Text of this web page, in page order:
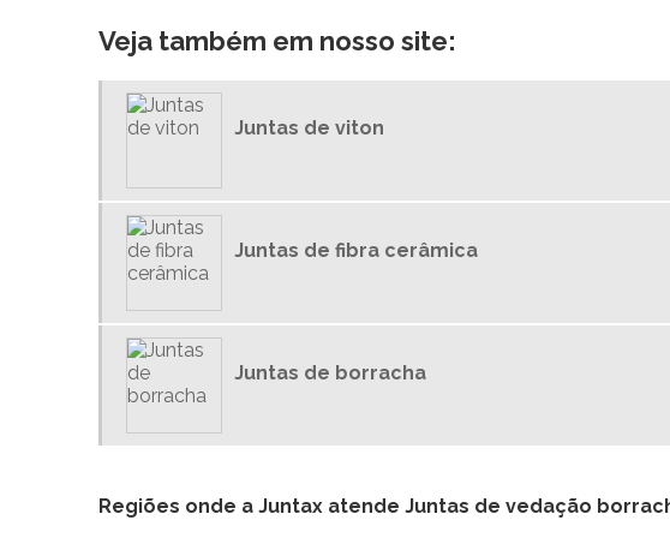
Veja também em nosso site:
Juntas de viton
Juntas de fibra cerâmica
Juntas de borracha
Regiões onde a Juntax atende Juntas de vedação